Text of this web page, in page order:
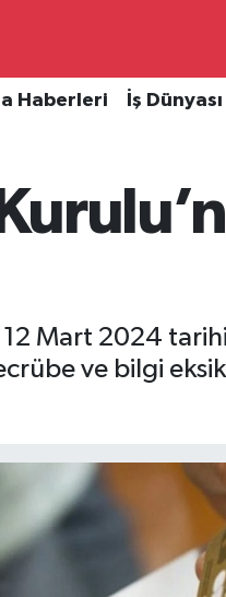
Haberleri İş Dünyası
12 Mart 2024
ve bilgi